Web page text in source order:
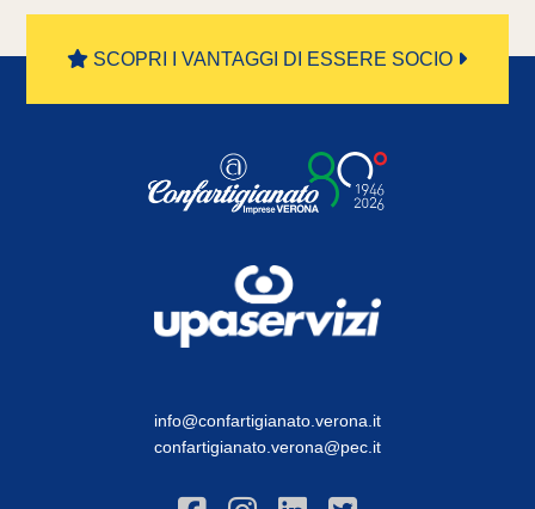
SCOPRI I VANTAGGI DI ESSERE SOCIO
info@confartigianato.verona.it
confartigianato.verona@pec.it